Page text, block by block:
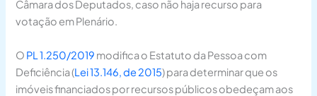
Câmara dos Deputados, caso não haja recurso para
votação em Plenário.
O PL 1.250/2019 modifica o Estatuto da Pessoa com
Deficiência (Lei 13.146, de 2015) para determinar que os
imóveis financiados por recursos públicos obedeçam aos